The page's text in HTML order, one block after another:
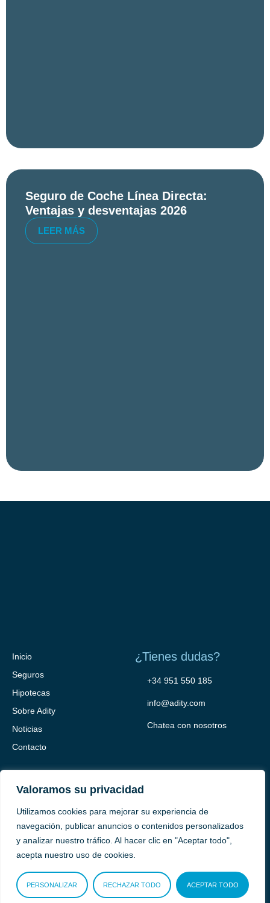
Valoramos su privacidad
Utilizamos cookies para mejorar su experiencia de
navegación, publicar anuncios o contenidos personalizados
y analizar nuestro tráfico. Al hacer clic en "Aceptar todo",
acepta nuestro uso de cookies.
PERSONALIZAR RECHAZAR TODO ACEPTAR TODO
Seguro de Coche Línea Directa:
Ventajas y desventajas 2026
LEER MÁS
Inicio
Seguros
Hipotecas
Sobre Adity
Noticias
Contacto
¿Tienes dudas?
+34 951 550 185
info@adity.com
Chatea con nosotros
Adity Seguros – Mapa del Sitio –